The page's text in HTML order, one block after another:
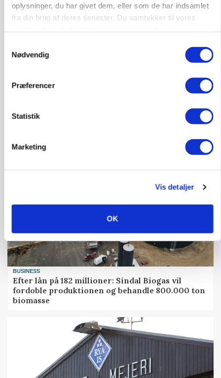
oplysninger, du har givet dem, eller som de har indsamlet
fra din brug af deres tjenester. Du samtykker til vores
Nødvendig
Præferencer
Statistik
Marketing
Vis detaljer
OK
BUSINESS
af staldinventar får ny medejer
Største Manitou fik gammel vindmølle til at
BUSINESS
Efter lån på 182 millioner: Sindal Biogas vil
fordoble produktionen og behandle 800.000 ton
biomasse